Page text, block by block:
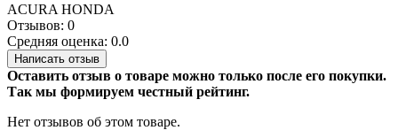
ACURA HONDA
Отзывов: 0
Средняя оценка: 0.0
Написать отзыв
Оставить отзыв о товаре можно только после его покупки.
Так мы формируем честный рейтинг.
Нет отзывов об этом товаре.